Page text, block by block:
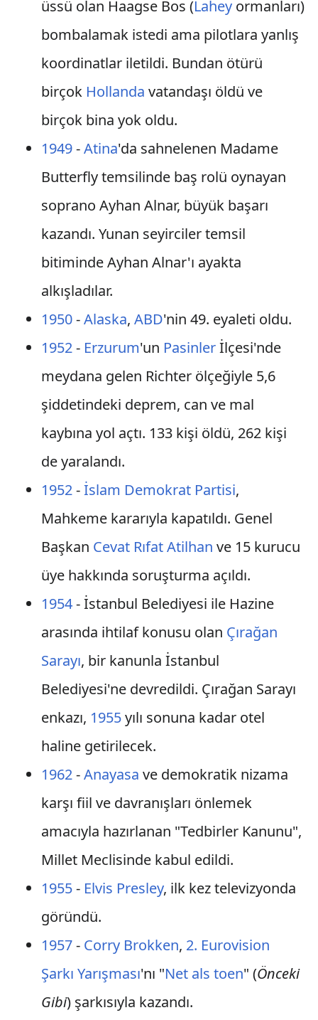
üssü olan Haagse Bos (Laheyormanları)
bombalamak istedi ama pilotlara yanlış
koordinatlar iletildi. Bundan ötürü
birçok Hollanda vatandaşı öldü ve
birçok bina yok oldu.
1949-Atina'da sahnelenen Madame
Butterfly temsilinde baş rolü oynayan
soprano Ayhan Alnar, büyük başarı
kazandı. Yunan seyirciler temsil
bitiminde Ayhan Alnar'ı ayakta
alkışladılar.
1950-Alaska, ABD'nin 49. eyaleti oldu.
1952- Erzurum'un Pasinlerİlçesi'nde
meydana gelen Richter ölçeğiyle 5,6
şiddetindeki deprem, can ve mal
kaybına yol açtı. 133 kişi öldü, 262 kişi
de yaralandı.
1952-İslam Demokrat Partisi,
Mahkeme kararıyla kapatıldı. Genel
Başkan Cevat Rıfat Atilhan ve 15 kurucu
üye hakkında soruşturma açıldı.
1954- İstanbul Belediyesi ile Hazine
arasında ihtilaf konusu olan Çırağan
Sarayı, bir kanunla İstanbul
Belediyesi'ne devredildi. Çırağan Sarayı
enkazı, 1955yılı sonuna kadar otel
haline getirilecek.
1962-Anayasa ve demokratik nizama
karşı fiil ve davranışları önlemek
amacıyla hazırlanan "Tedbirler Kanunu",
Millet Meclisinde kabul edildi.
1955- Elvis Presley, ilk kez televizyonda
göründü.
1957- Corry Brokken, 2. Eurovision
Şarkı Yarışması'nı "Net als toen" (Önceki
Gibi) şarkısıyla kazandı.